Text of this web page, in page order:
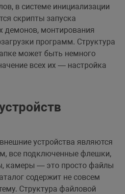
в системе инициализации
скрипты запуска
демонов, монтирования
программ. Структура
может быть немного
всех их — настройка
устройства являются
все подключенные флешки,
камеры — это просто файлы
содержит не совсем
Структура файловой